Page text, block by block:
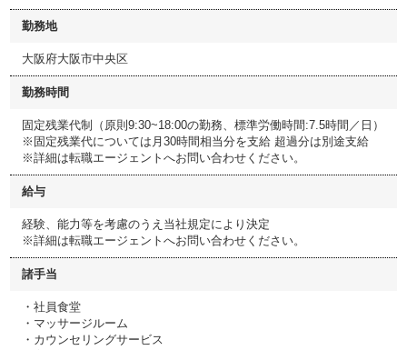
勤務地
大阪府大阪市中央区
勤務時間
固定残業代制（原則9:30~18:00の勤務、標準労働時間:7.5時間／日）
※固定残業代については月30時間相当分を支給 超過分は別途支給
※詳細は転職エージェントへお問い合わせください。
給与
経験、能力等を考慮のうえ当社規定により決定
※詳細は転職エージェントへお問い合わせください。
諸手当
・社員食堂
・マッサージルーム
・カウンセリングサービス